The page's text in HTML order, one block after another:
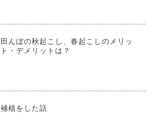
田んぼの秋起こし、春起こしのメリッ
ト・デメリットは？
補植をした話